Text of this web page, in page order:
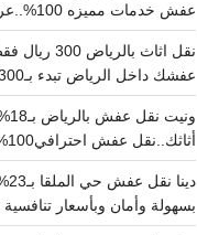
عفش خدمات مميزه 100%..عرض حصري
نقل اثاث
عفشك داخل الرياض تبدء بـ300 ريال
أثاثك..نقل عفش احترافي100%اتصل الان
بسهولة وأمان وبأسعار